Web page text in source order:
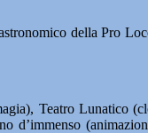
della Pro
Teatro Lunatico